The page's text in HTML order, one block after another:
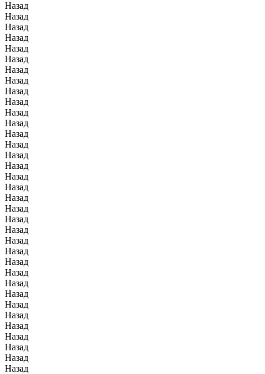
Назад
Назад
Назад
Назад
Назад
Назад
Назад
Назад
Назад
Назад
Назад
Назад
Назад
Назад
Назад
Назад
Назад
Назад
Назад
Назад
Назад
Назад
Назад
Назад
Назад
Назад
Назад
Назад
Назад
Назад
Назад
Назад
Назад
Назад
Назад